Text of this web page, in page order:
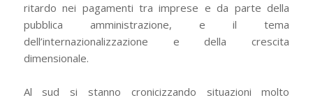
ritardo nei pagamenti tra imprese e da parte della
pubblica amministrazione, e il tema
dell’internazionalizzazione e della crescita
dimensionale.
Al sud si stanno cronicizzando situazioni molto